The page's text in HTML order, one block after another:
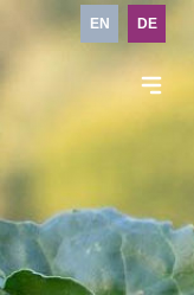
EN DE